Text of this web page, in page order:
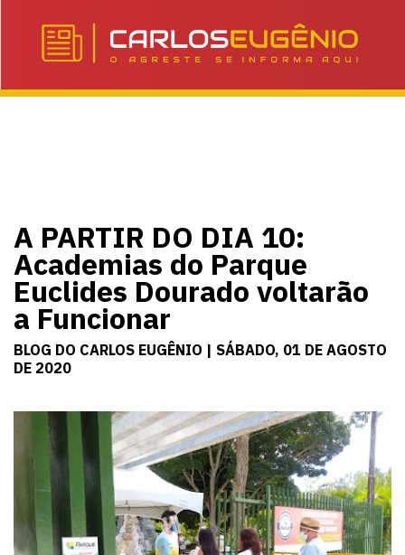
A PARTIR DO DIA 10:
Academias do Parque
Euclides Dourado voltarão
a Funcionar
BLOG DO CARLOS EUGÊNIO | SÁBADO, 01 DE AGOSTO
DE 2020